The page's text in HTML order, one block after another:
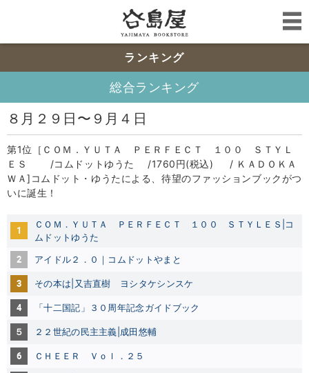
ランキング
総合ランキング
８月２９日〜９月４日
第1位［ＣＯＭ．ＹＵＴＡ ＰＥＲＦＥＣＴ １００ ＳＴＹＬ
ＥＳ /コムドットゆうた /1760円(税込) / ＫＡＤＯＫＡ
ＷＡ]コムドット・ゆうたによる、待望のファッションブックがつ
いに誕生！
1
ＣＯＭ．ＹＵＴＡ ＰＥＲＦＥＣＴ １００ ＳＴＹＬＥＳ|コ
ムドットゆうた
2 アイドル２．０｜コムドットやまと
3 その本は|又吉直樹 ヨシタケシンスケ
4 「十二国記」３０周年記念ガイドブック
５ ２２世紀の民主主義|成田悠輔
6 ＣＨＥＥＲ Ｖｏｌ．２５